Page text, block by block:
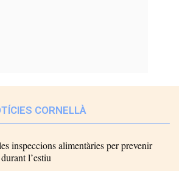
CORNELLÀ
inspeccions alimentàries per prevenir
l’estiu